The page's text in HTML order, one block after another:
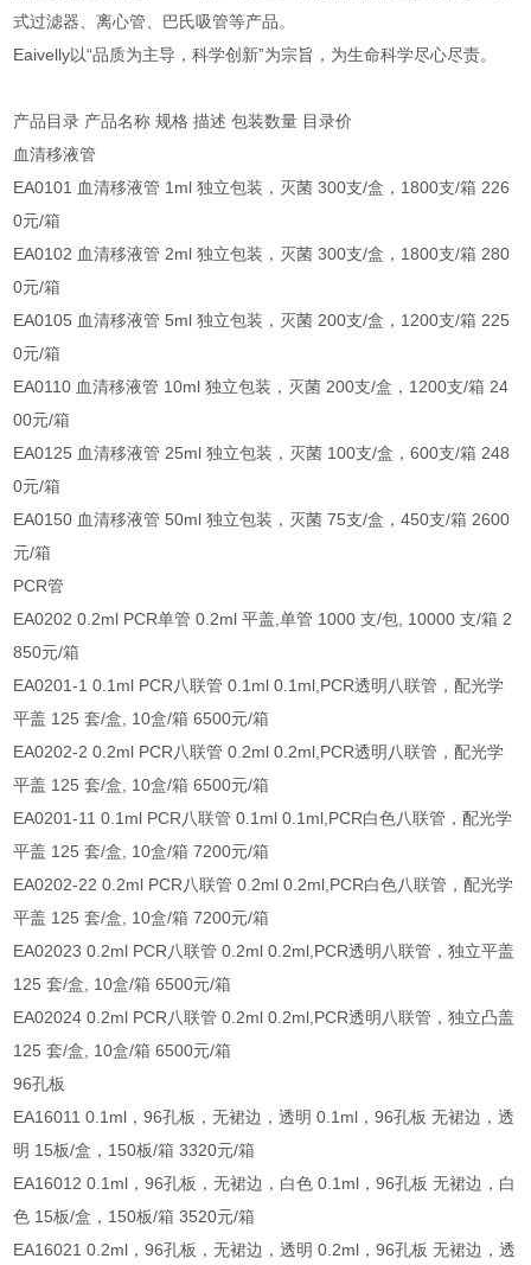
式过滤器、离心管、巴氏吸管等产品。
Eaivelly以“品质为主导，科学创新”为宗旨，为生命科学尽心尽责。
产品目录 产品名称 规格 描述 包装数量 目录价
血清移液管
EA0101 血清移液管 1ml 独立包装，灭菌 300支/盒，1800支/箱 226
0元/箱
EA0102 血清移液管 2ml 独立包装，灭菌 300支/盒，1800支/箱 280
0元/箱
EA0105 血清移液管 5ml 独立包装，灭菌 200支/盒，1200支/箱 225
0元/箱
EA0110 血清移液管 10ml 独立包装，灭菌 200支/盒，1200支/箱 24
00元/箱
EA0125 血清移液管 25ml 独立包装，灭菌 100支/盒，600支/箱 248
0元/箱
EA0150 血清移液管 50ml 独立包装，灭菌 75支/盒，450支/箱 2600
元/箱
PCR管
EA0202 0.2ml PCR单管 0.2ml 平盖,单管 1000 支/包, 10000 支/箱 2
850元/箱
EA0201-1 0.1ml PCR八联管 0.1ml 0.1ml,PCR透明八联管，配光学
平盖 125 套/盒, 10盒/箱 6500元/箱
EA0202-2 0.2ml PCR八联管 0.2ml 0.2ml,PCR透明八联管，配光学
平盖 125 套/盒, 10盒/箱 6500元/箱
EA0201-11 0.1ml PCR八联管 0.1ml 0.1ml,PCR白色八联管，配光学
平盖 125 套/盒, 10盒/箱 7200元/箱
EA0202-22 0.2ml PCR八联管 0.2ml 0.2ml,PCR白色八联管，配光学
平盖 125 套/盒, 10盒/箱 7200元/箱
EA02023 0.2ml PCR八联管 0.2ml 0.2ml,PCR透明八联管，独立平盖
125 套/盒, 10盒/箱 6500元/箱
EA02024 0.2ml PCR八联管 0.2ml 0.2ml,PCR透明八联管，独立凸盖
125 套/盒, 10盒/箱 6500元/箱
96孔板
EA16011 0.1ml，96孔板，无裙边，透明 0.1ml，96孔板 无裙边，透
明 15板/盒，150板/箱 3320元/箱
EA16012 0.1ml，96孔板，无裙边，白色 0.1ml，96孔板 无裙边，白
色 15板/盒，150板/箱 3520元/箱
EA16021 0.2ml，96孔板，无裙边，透明 0.2ml，96孔板 无裙边，透